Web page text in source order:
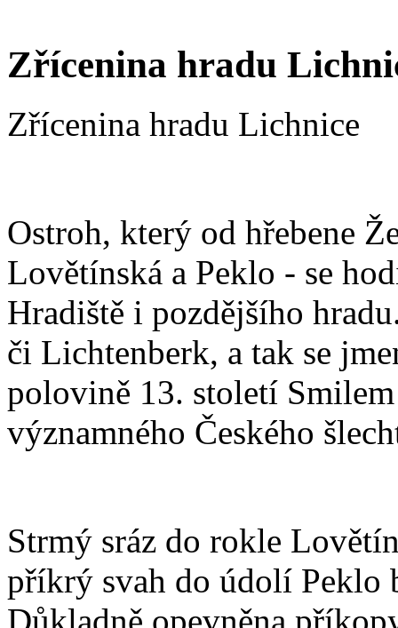
Zřícenina hradu
Zřícenina hradu Lichnice
Ostroh, který od hřebene
Lovětínská a Peklo - se
Hradiště i pozdějšího
či Lichtenberk, a tak se
polovině 13. století
významného Českého
Strmý sráz do rokle
příkrý svah do údolí Peklo
Důkladně opevněna